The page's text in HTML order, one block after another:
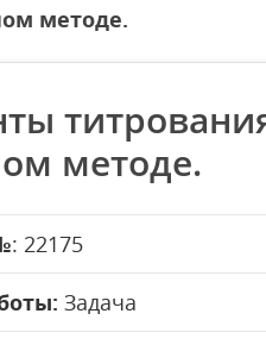
методе.
методе.
: 22175
Задача